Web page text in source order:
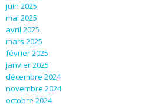
juin 2025
mai 2025
avril 2025
mars 2025
février 2025
janvier 2025
décembre 2024
novembre 2024
octobre 2024